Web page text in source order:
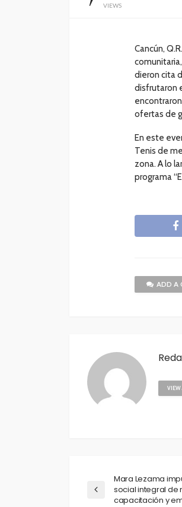
VIEWS
Cancún,
dieron cita
disfrutaron
ofertas de
En este
Tenis de
zona. A lo
programa
ADD A
VIEW
Mara Lezama
social integral de
capacitación y